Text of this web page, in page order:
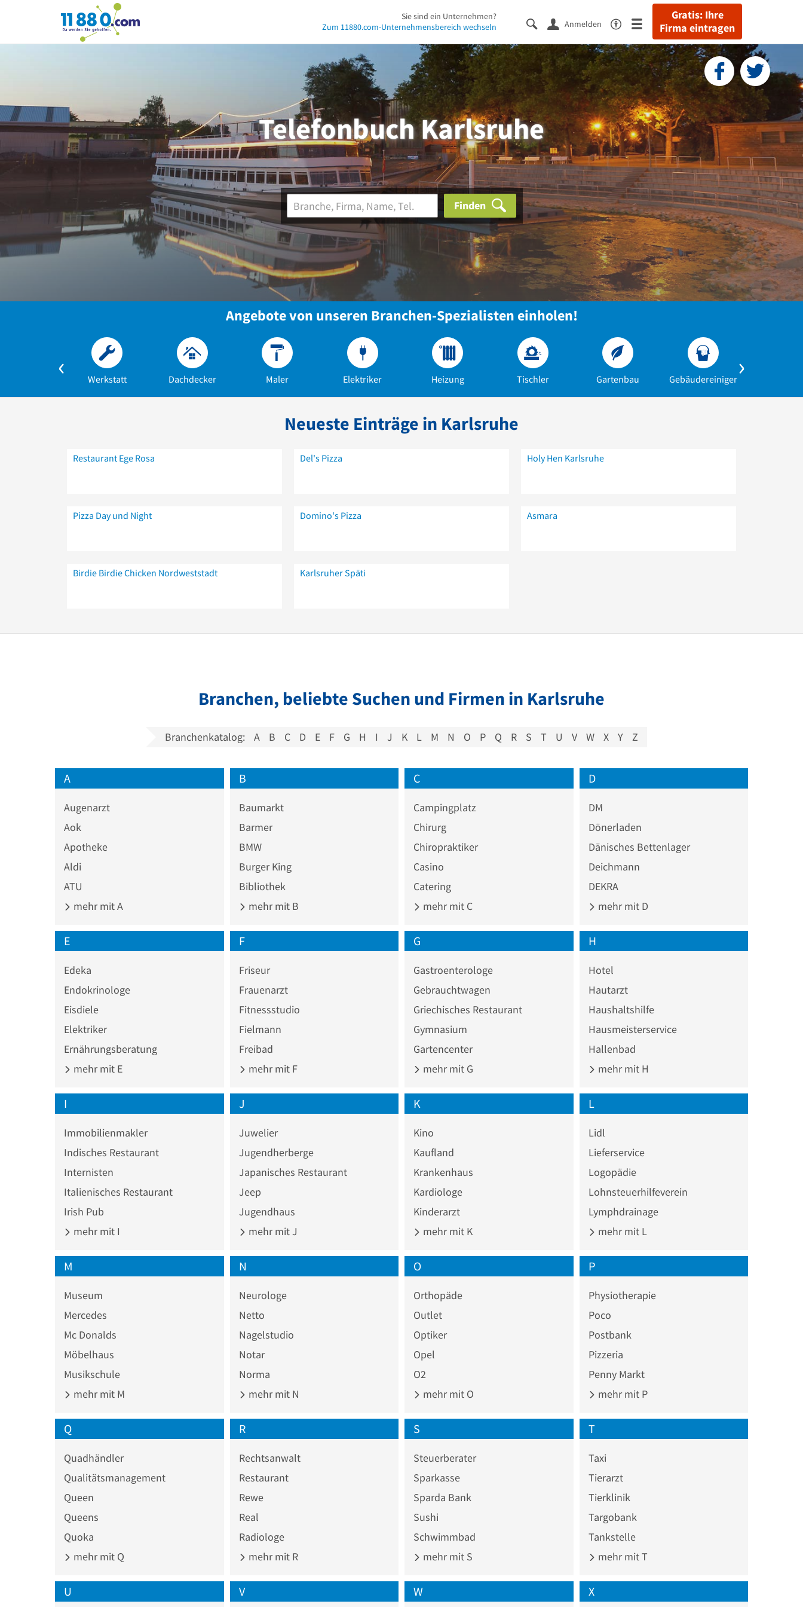
11880.com
Gratis: Ihre
Firma eintragen
Anmelden
Sie sind ein Unternehmen?
Zum 11880.com-Unternehmensbereich wechseln
Telefonbuch Karlsruhe
Finden
Angebote von unseren Branchen-Spezialisten einholen!
Werkstatt Dachdecker Maler Elektriker Heizung Tischler Gartenbau Gebäudereiniger
Neueste Einträge in Karlsruhe
Restaurant Ege Rosa Del's Pizza Holy Hen Karlsruhe
Pizza Day und Night Domino's Pizza Asmara
Birdie Birdie Chicken Nordweststadt Karlsruher Späti
Branchen, beliebte Suchen und Firmen in Karlsruhe
Branchenkatalog: A B C D E F G H I J K L M N O P Q R S T U V W X Y Z
A
Augenarzt
Aok
Apotheke
Aldi
ATU
mehr mit A
B
Baumarkt
Barmer
BMW
Burger King
Bibliothek
mehr mit B
C
Campingplatz
Chirurg
Chiropraktiker
Casino
Catering
mehr mit C
D
DM
Dönerladen
Dänisches Bettenlager
Deichmann
DEKRA
mehr mit D
E
Edeka
Endokrinologe
Eisdiele
Elektriker
Ernährungsberatung
mehr mit E
F
Friseur
Frauenarzt
Fitnessstudio
Fielmann
Freibad
mehr mit F
G
Gastroenterologe
Gebrauchtwagen
Griechisches Restaurant
Gymnasium
Gartencenter
mehr mit G
H
Hotel
Hautarzt
Haushaltshilfe
Hausmeisterservice
Hallenbad
mehr mit H
I
Immobilienmakler
Indisches Restaurant
Internisten
Italienisches Restaurant
Irish Pub
mehr mit I
J
Juwelier
Jugendherberge
Japanisches Restaurant
Jeep
Jugendhaus
mehr mit J
K
Kino
Kaufland
Krankenhaus
Kardiologe
Kinderarzt
mehr mit K
L
Lidl
Lieferservice
Logopädie
Lohnsteuerhilfeverein
Lymphdrainage
mehr mit L
M
Museum
Mercedes
Mc Donalds
Möbelhaus
Musikschule
mehr mit M
N
Neurologe
Netto
Nagelstudio
Notar
Norma
mehr mit N
O
Orthopäde
Outlet
Optiker
Opel
O2
mehr mit O
P
Physiotherapie
Poco
Postbank
Pizzeria
Penny Markt
mehr mit P
Q
Quadhändler
Qualitätsmanagement
Queen
Queens
Quoka
mehr mit Q
R
Rechtsanwalt
Restaurant
Rewe
Real
Radiologe
mehr mit R
S
Steuerberater
Sparkasse
Sparda Bank
Sushi
Schwimmbad
mehr mit S
T
Taxi
Tierarzt
Tierklinik
Targobank
Tankstelle
mehr mit T
U V W X